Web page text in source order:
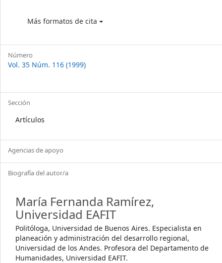
Más formatos de cita
Número
Vol. 35 Núm. 116 (1999)
Sección
Artículos
Agencias de apoyo
Biografía del autor/a
María Fernanda Ramírez,
Universidad EAFIT
Politóloga, Universidad de Buenos Aires. Especialista en
planeación y administración del desarrollo regional,
Universidad de los Andes. Profesora del Departamento de
Humanidades, Universidad EAFIT.